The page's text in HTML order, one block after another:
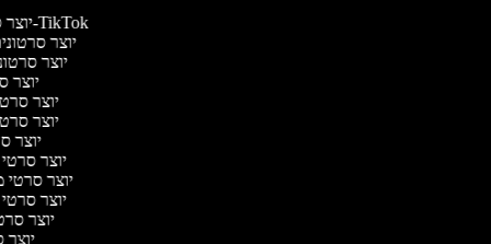
יוצר סרטונים ל-TikTok
יוצר
יוצר
יוצר
יוצר
יוצר
יוצר
יוצר סרטי
יוצר סרטי
יוצר סרטי
יוצר
יוצר